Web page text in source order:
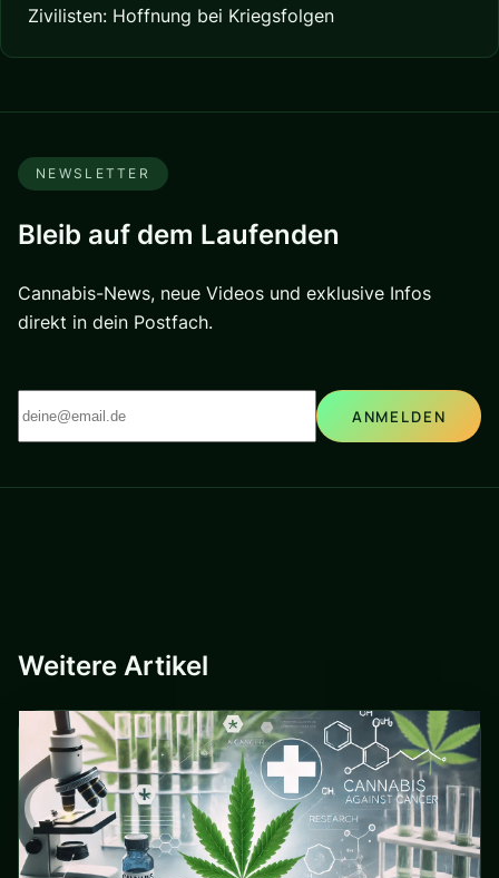
Zivilisten: Hoffnung bei Kriegsfolgen
NEWSLETTER
Bleib auf dem Laufenden
Cannabis-News, neue Videos und exklusive Infos
direkt in dein Postfach.
ANMELDEN
Weitere Artikel